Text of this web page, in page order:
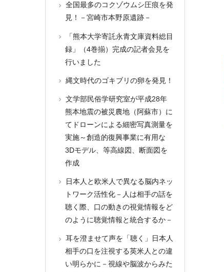
全国最多のコクゾウムシ圧痕を発
見！－宮崎市本野原遺跡－
「熊本大学寄託永青文庫資料総目
録」（4巻揃）完成の記者会見を
行いました
縄文時代のゴキブリの卵を発見！
文学部民俗学研究室が平成28年
熊本地震の被災農地（阿蘇市）に
てドローンによる細密写真測量を
実施～創造的復興事業に有用な
3Dモデル、等高線図、断面図を
作成
日本人と欧米人で異なる脳内ネッ
トワーク活性化－人は相手の話を
聴く際、口の動きの視覚情報をど
のように聴覚情報と統合するか－
耳を澄ませて声を「聴く」日本人
相手の口を注視する英米人との違
い明らかに－視線や脳波からみた